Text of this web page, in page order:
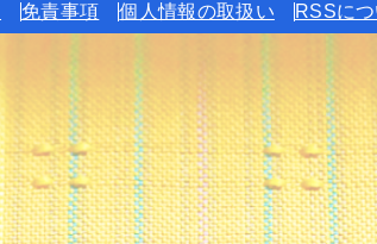
免責事項 個人情報の取扱い RSSに